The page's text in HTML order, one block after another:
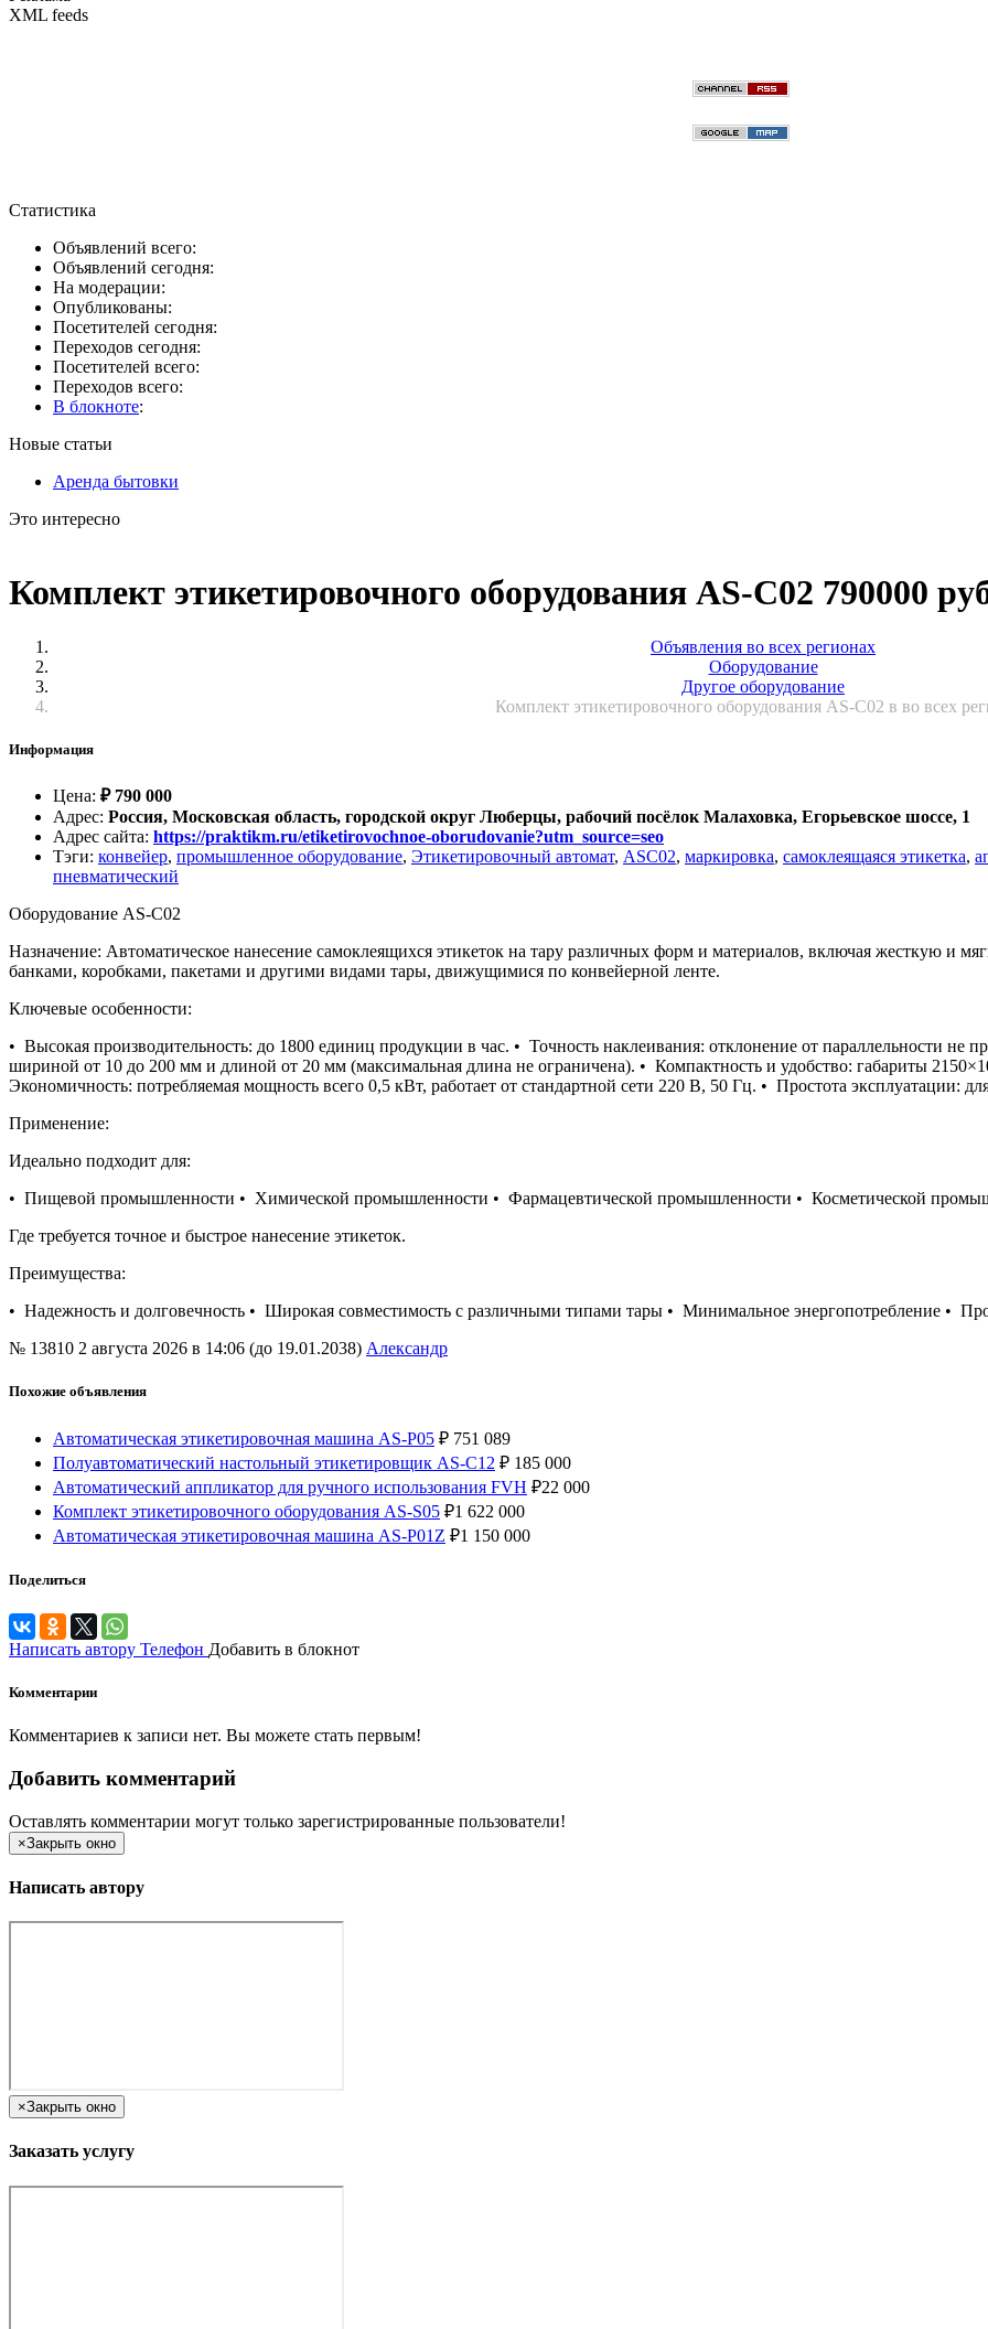
XML feeds
Статистика
Объявлений всего:
Объявлений сегодня:
На модерации:
Опубликованы:
Посетителей сегодня:
Переходов сегодня:
Посетителей всего:
Переходов всего:
В блокноте:
Новые статьи
Аренда бытовки
Это интересно
Комплект этикетировочного оборудования AS-C02 790000
Объявления во всех регионах
Оборудование
Другое оборудование
Комплект этикетировочного оборудования AS-C02 в во всех
Информация
Цена: ₽790 000
Адрес: Россия, Московская область, городской округ Люберцы, рабочий посёлок Малаховка, Егорьевское шоссе, 1
Адрес сайта: https://praktikm.ru/etiketirovochnoe-oborudovanie?utm_source=seo
Тэги: конвейер, промышленное оборудование, Этикетировочный автомат, ASC02, маркировка, самоклеящаяся этикетка,
пневматический
Оборудование AS-C02
Назначение: Автоматическое нанесение самоклеящихся этикеток на тару различных форм и материалов, включая жесткую и
банками, коробками, пакетами и другими видами тары, движущимися по конвейерной ленте.
Ключевые особенности:
• Высокая производительность: до 1800 единиц продукции в час. • Точность наклеивания: отклонение от параллельности не
шириной от 10 до 200 мм и длиной от 20 мм (максимальная длина не ограничена). • Компактность и удобство: габариты
Экономичность: потребляемая мощность всего 0,5 кВт, работает от стандартной сети 220 В, 50 Гц. • Простота эксплуатации:
Применение:
Идеально подходит для:
• Пищевой промышленности • Химической промышленности • Фармацевтической промышленности • Косметической
Где требуется точное и быстрое нанесение этикеток.
Преимущества:
• Надежность и долговечность • Широкая совместимость с различными типами тары • Минимальное энергопотребление •
№ 13810 2 августа 2026 в 14:06 (до 19.01.2038) Александр
Похожие объявления
Автоматическая этикетировочная машина AS-P05 ₽ 751 089
Полуавтоматический настольный этикетировщик AS-С12 ₽ 185 000
Автоматический аппликатор для ручного использования FVH ₽22 000
Комплект этикетировочного оборудования AS-S05 ₽1 622 000
Автоматическая этикетировочная машина AS-P01Z ₽1 150 000
Поделиться
Написать автору Телефон Добавить в блокнот
Комментарии
Комментариев к записи нет. Вы можете стать первым!
Добавить комментарий
Оставлять комментарии могут только зарегистрированные пользователи!
×Закрыть окно
Написать автору
×Закрыть окно
Заказать услугу